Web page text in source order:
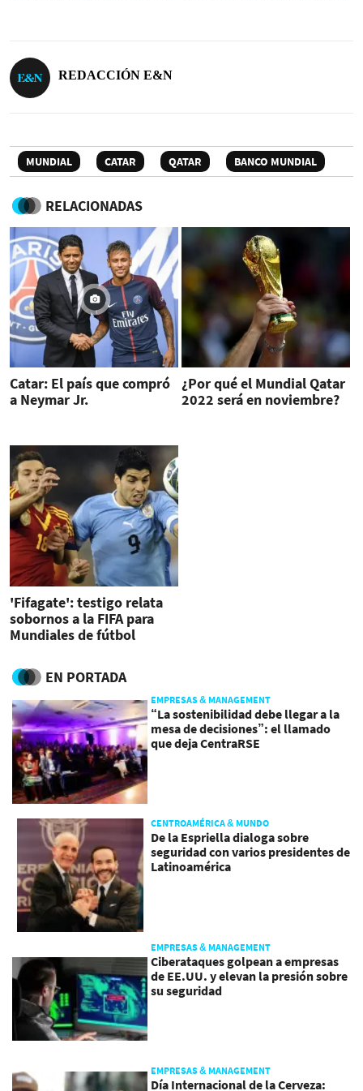
REDACCIÓN E&N
MUNDIAL CATAR QATAR BANCO MUNDIAL
RELACIONADAS
Catar: El país que compró
a Neymar Jr.
¿Por qué el Mundial Qatar
2022 será en noviembre?
'Fifagate': testigo relata
sobornos a la FIFA para
Mundiales de fútbol
EN PORTADA
EMPRESAS & MANAGEMENT
“La sostenibilidad debe llegar a la
mesa de decisiones”: el llamado
que deja CentraRSE
CENTROAMÉRICA & MUNDO
De la Espriella dialoga sobre
seguridad con varios presidentes de
Latinoamérica
EMPRESAS & MANAGEMENT
Ciberataques golpean a empresas
de EE.UU. y elevan la presión sobre
su seguridad
EMPRESAS & MANAGEMENT
Día Internacional de la Cerveza: